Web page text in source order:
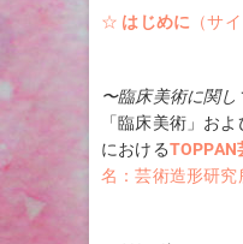
☆ はじめに （サ
〜臨床美術に関し
「臨床美術」お
におけるTOPPAN
名：芸術造形研究